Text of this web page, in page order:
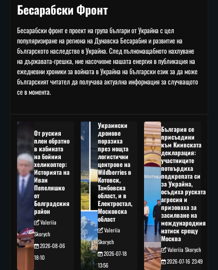
Бесарабски Фронт
Бесарабски фронт е проект на група българи от Украйна с цел
популяризиране на региона на Дунавска Бесарабия и развитие на
българското наследство в Украйна. След пълномащабното нахлуване
на държавата-грешка, ние насочихме нашата енергия в публикация на
ежедневни хроники за войната в Украйна на български език за да може
българският читател да получава актуална информация за случващото
се в момента.
От руския
плен обратно
в кабината
на бойния
хеликоптер:
Историята на
Иван
Пепеляшко
от
Болградския
район
Valeriia
Skorych
2026-08-06
18:10
Украински
дронове
поразиха
през нощта
логистични
центрове на
Wildberries в
Котовск,
Тамбовска
област, и в
Електростал,
Московска
област
Valeriia
Skorych
2026-07-18
13:56
България се
присъедини
към Киивската
декларация:
участниците
потвърдиха
подкрепата си
за Украйна,
осъдиха руската
агресия и
призоваха за
засилване на
международния
натиск срещу
Москва
Valeriia Skorych
2026-07-16 23:49